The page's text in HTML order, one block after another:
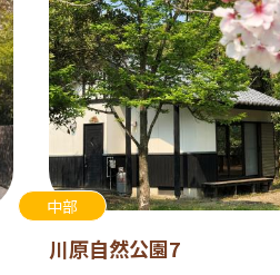
中部
川原自然公園7